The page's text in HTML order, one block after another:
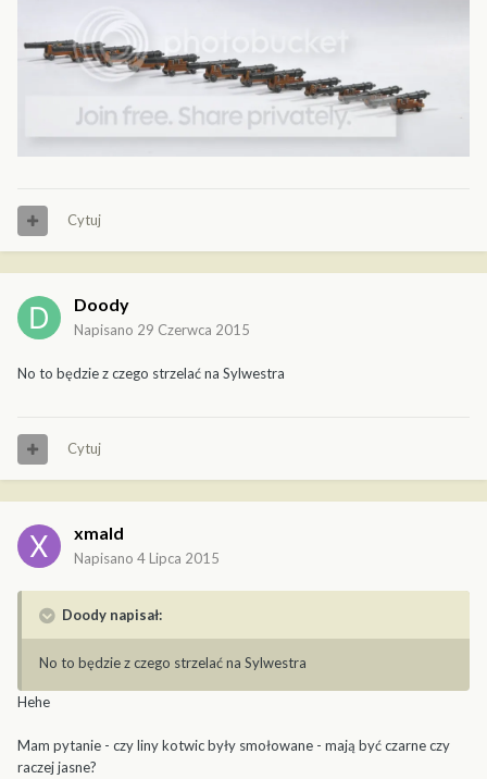
Cytuj
Doody
Napisano 29 Czerwca 2015
No to będzie z czego strzelać na Sylwestra
Cytuj
xmald
Napisano 4 Lipca 2015
Doody napisał:
No to będzie z czego strzelać na Sylwestra
Hehe
Mam pytanie - czy liny kotwic były smołowane - mają być czarne czy
raczej jasne?